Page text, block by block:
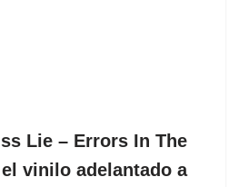
Lie – Errors In The
vinilo adelantado a